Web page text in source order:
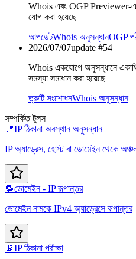
Whois এবং OGP Previewer-এ
যোগ করা হয়েছে
আপডেটWhois অনুসন্ধানOGP
2026/07/07update #54
Whois একযোগে অনুসন্ধানে
সমস্যা সমাধান করা হয়েছে
ত্রুটি সংশোধনWhois অনুসন্ধান
সম্পর্কিত টুলস
📍IP ঠিকানা অবস্থান অনুসন্ধান
IP অ্যাড্রেস, হোস্ট বা ডোমেইন থেকে
🔁ডোমেইন - IP রূপান্তর
ডোমেইন নামকে IPv4 অ্যাড্রেসে রূপান্তর
📡IP ঠিকানা পরীক্ষা